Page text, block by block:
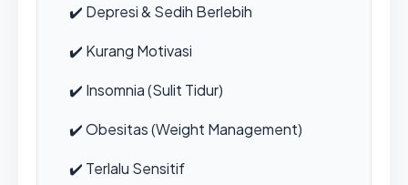
✔️ Depresi & Sedih Berlebih
✔️ Kurang Motivasi
✔️ Insomnia (Sulit Tidur)
✔️Obesitas (Weight Management)
✔️ Terlalu Sensitif